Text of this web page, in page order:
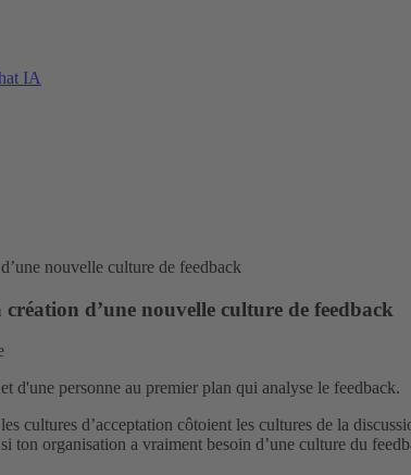
IA
nouvelle culture de feedback
d’une nouvelle culture de feedback
cultures d’acceptation côtoient les cultures de la
ton organisation a vraiment besoin d’une culture du